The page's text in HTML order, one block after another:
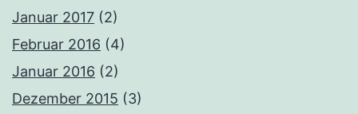
Januar 2017 (2)
Februar 2016 (4)
Januar 2016 (2)
Dezember 2015 (3)